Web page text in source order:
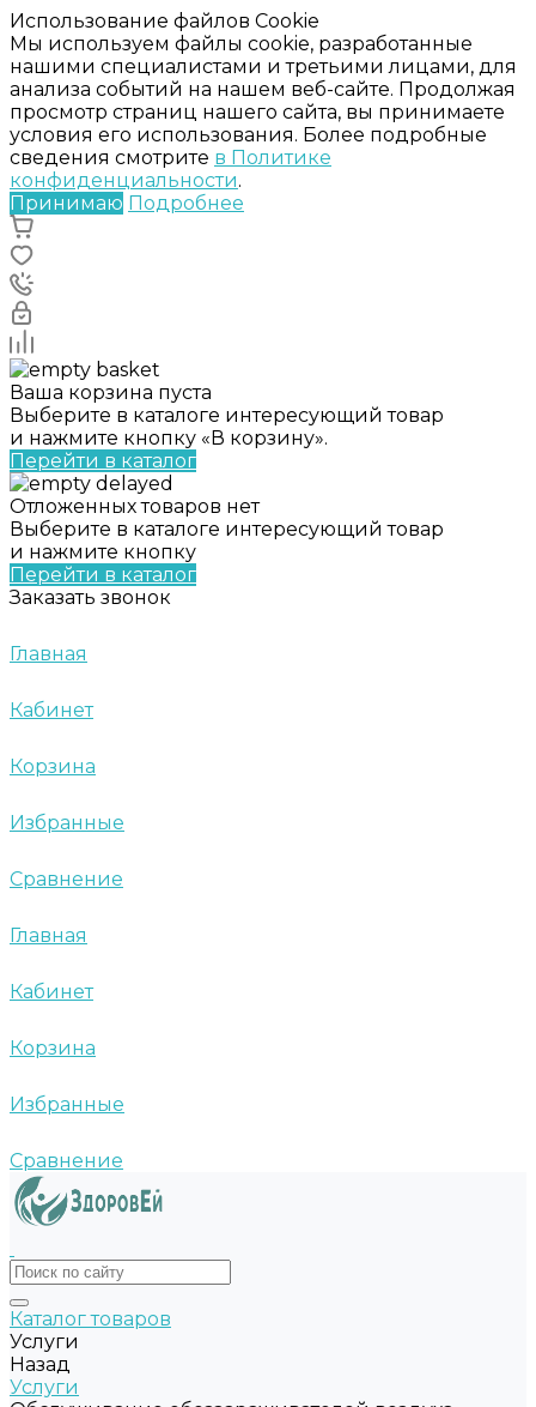
Использование файлов Cookie
Мы используем файлы cookie, разработанные
нашими специалистами и третьими лицами, для
анализа событий на нашем веб-сайте. Продолжая
просмотр страниц нашего сайта, вы принимаете
условия его использования. Более подробные
сведения смотрите в Политике
конфиденциальности.
Принимаю Подробнее
Ваша корзина пуста
Выберите в каталоге интересующий товар
и нажмите кнопку «В корзину».
Перейти в каталог
Отложенных товаров нет
Выберите в каталоге интересующий товар
и нажмите кнопку
Перейти в каталог
Заказать звонок
Главная
Кабинет
Корзина
Избранные
Сравнение
Главная
Кабинет
Корзина
Избранные
Сравнение
Каталог товаров
Услуги
Назад
Услуги